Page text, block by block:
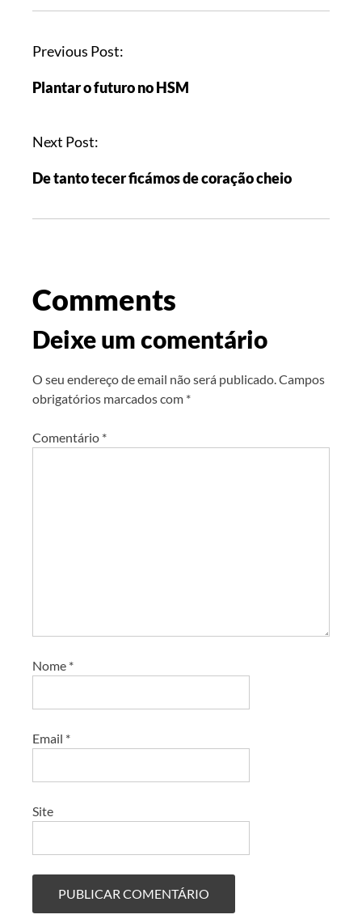
Previous Post:
Plantar o futuro no HSM
Next Post:
De tanto tecer ficámos de coração cheio
Comments
Deixe um comentário
O seu endereço de email não será publicado. Campos
obrigatórios marcados com *
Comentário *
Nome *
Email *
Site